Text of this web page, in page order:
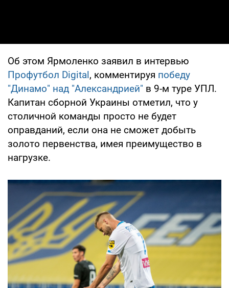
Об этом Ярмоленко заявил в интервью
Профутбол Digital, комментируя победу
"Динамо" над "Александрией" в 9-м туре УПЛ.
Капитан сборной Украины отметил, что у
столичной команды просто не будет
оправданий, если она не сможет добыть
золото первенства, имея преимущество в
нагрузке.